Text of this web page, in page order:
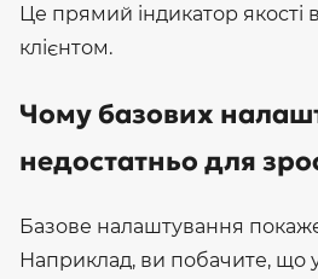
Це прямий індикатор якості
клієнтом.
Чому базових
недостатньо для
Базове налаштування
Наприклад, ви побачите, що